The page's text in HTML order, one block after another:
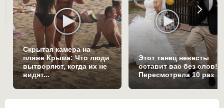
Скрытая камера на
пляже Крыма: Что люди
вытворяют, когда их не
видят...
Этот танец невесты
оставит вас без слов!
Пересмотрела 10 раз